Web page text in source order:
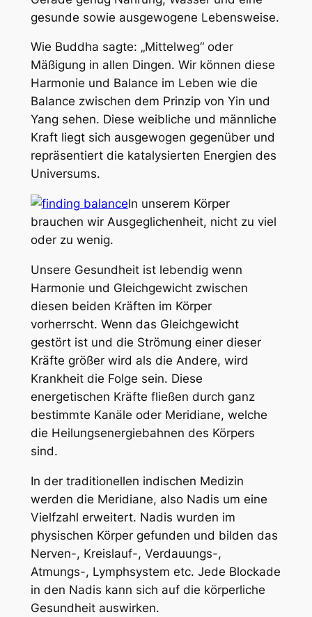
gesunde sowie ausgewogene Lebensweise.
Wie Buddha sagte: „Mittelweg“ oder
Mäßigung in allen Dingen. Wir können diese
Harmonie und Balance im Leben wie die
Balance zwischen dem Prinzip von Yin und
Yang sehen. Diese weibliche und männliche
Kraft liegt sich ausgewogen gegenüber und
repräsentiert die katalysierten Energien des
Universums.
In unserem Körper
brauchen wir Ausgeglichenheit, nicht zu viel
oder zu wenig.
Unsere Gesundheit ist lebendig wenn
Harmonie und Gleichgewicht zwischen
diesen beiden Kräften im Körper
vorherrscht. Wenn das Gleichgewicht
gestört ist und die Strömung einer dieser
Kräfte größer wird als die Andere, wird
Krankheit die Folge sein. Diese
energetischen Kräfte fließen durch ganz
bestimmte Kanäle oder Meridiane, welche
die Heilungsenergiebahnen des Körpers
sind.
In der traditionellen indischen Medizin
werden die Meridiane, also Nadis um eine
Vielfzahl erweitert. Nadis wurden im
physischen Körper gefunden und bilden das
Nerven-, Kreislauf-, Verdauungs-,
Atmungs-, Lymphsystem etc. Jede Blockade
in den Nadis kann sich auf die körperliche
Gesundheit auswirken.